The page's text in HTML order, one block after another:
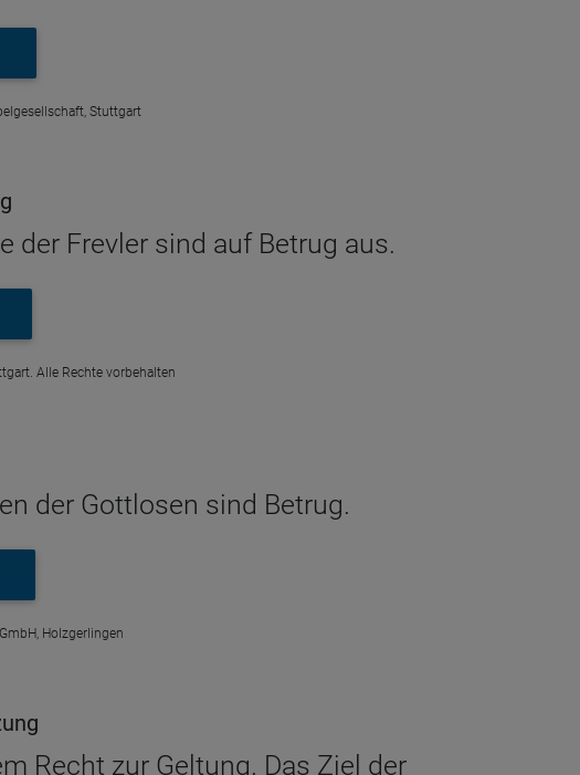
Stuttgart
der Frevler sind auf Betrug aus.
Alle Rechte vorbehalten
der Gottlosen sind Betrug.
Holzgerlingen
Recht zur Geltung. Das Ziel der